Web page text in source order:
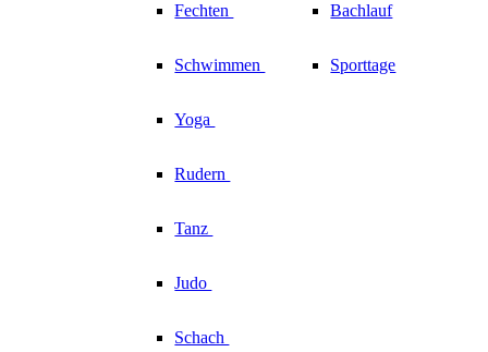
Fechten
Schwimmen
Yoga
Rudern
Tanz
Judo
Schach
Bachlauf
Sporttage